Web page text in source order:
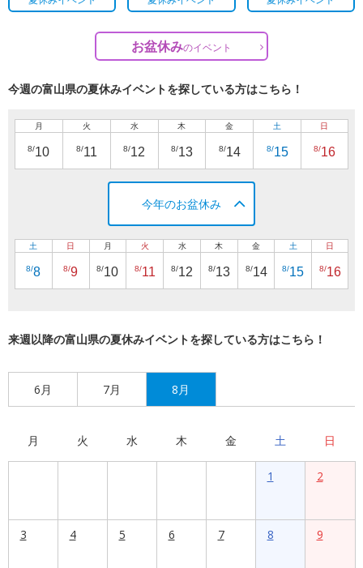
お盆休みのイベント
今週の富山県の夏休みイベントを探している方はこちら！
月
8/10
火
8/11
水
8/12
木
8/13
金
8/14
土
8/15
日
8/16
今年のお盆休み
土
8/8
日
8/9
月
8/10
火
8/11
水
8/12
木
8/13
金
8/14
土
8/15
日
8/16
来週以降の富山県の夏休みイベントを探している方はこちら！
6月 7月 8月
月 火 水 木 金 土 日
1 2
3 4 5 6 7 8 9